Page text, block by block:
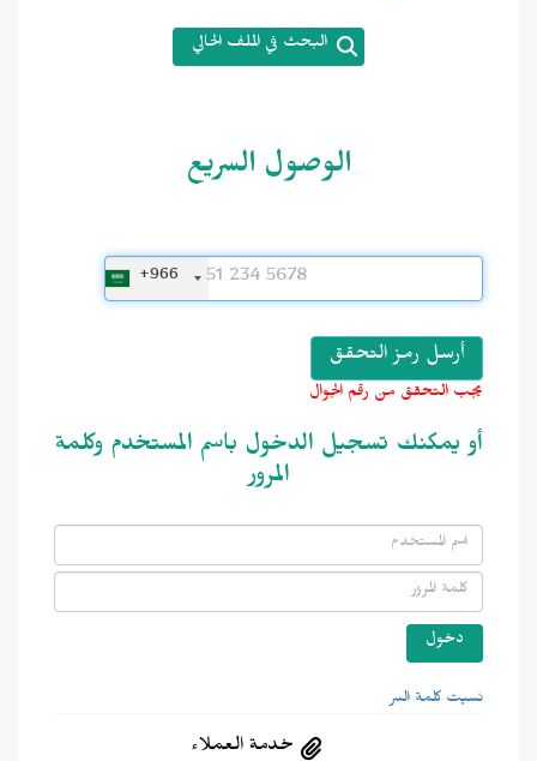
البحث في الملف الحالي
الوصول السريع
+966
يجب التحقق من رقم الجوال
أو يمكنك تسجيل الدخول باسم المستخدم وكلمة
المرور
نسيت كلمة السر
خدمة العملاء